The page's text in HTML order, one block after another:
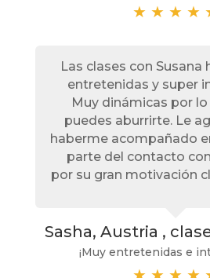
★ ★ ★ ★
Las clases con Susana
entretenidas y super
Muy dinámicas por
puedes aburrirte. Le
haberme acompañado
parte del contacto
por su gran motivación
Sasha, Austria ,
¡Muy entretenidas e